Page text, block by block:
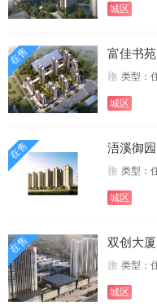
城区
在售 富佳书苑
类型：
城区
在售 浯溪御园
类型：
城区
在售 双创大厦
类型：
城区